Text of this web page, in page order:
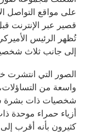
على مواقع التواصل
قصير عبر الإنترنت
تُظهر الرئيس
إلى جانب ثلاث
الصور التي انتشرت
واسعة من
شخصيات ذات بشرة
أزياء حمراء
كثيرون بأنه أقرب